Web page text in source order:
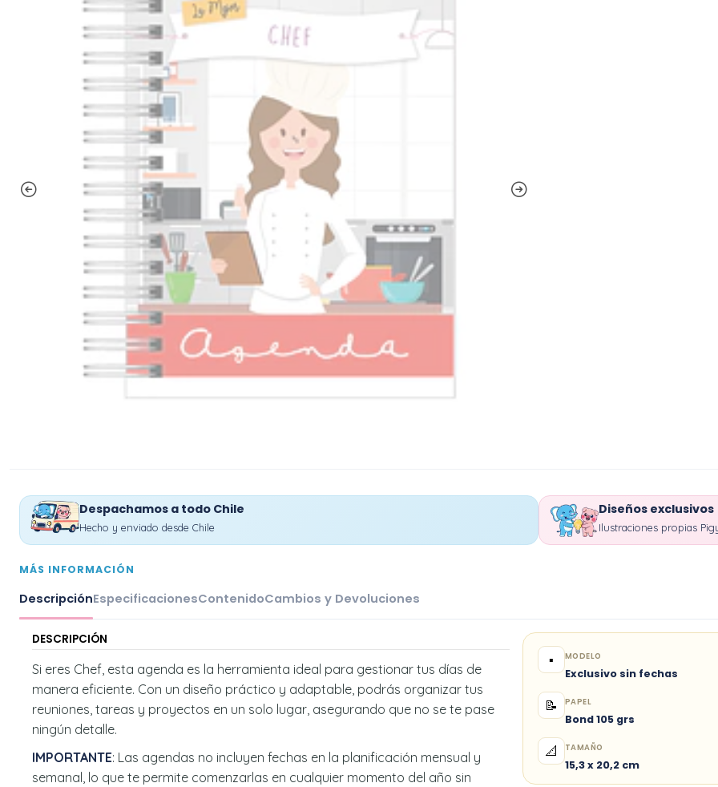
Despachamos a todo Chile
Hecho y enviado desde Chile
Diseños exclusivos
Ilustraciones propias
MÁS INFORMACIÓN
DescripciónEspecificacionesContenidoCambios y Devoluciones
DESCRIPCIÓN
Si eres Chef, esta agenda es la herramienta ideal para gestionar tus días de
manera eficiente. Con un diseño práctico y adaptable, podrás organizar tus
reuniones, tareas y proyectos en un solo lugar, asegurando que no se te pase
ningún detalle.
IMPORTANTE: Las agendas no incluyen fechas en la planificación mensual y
semanal, lo que te permite comenzarlas en cualquier momento del año sin
▪️ MODELO
Exclusivo sin fechas
📝 PAPEL
Bond 105 grs
📐 TAMAÑO
15,3 x 20,2 cm